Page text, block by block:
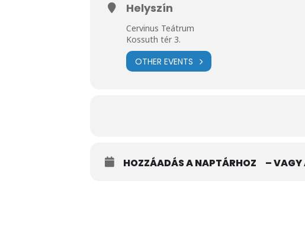
Helyszín
Cervinus Teátrum
Kossuth tér 3.
OTHER EVENTS
HOZZÁADÁS A NAPTÁRHOZ – VAGY